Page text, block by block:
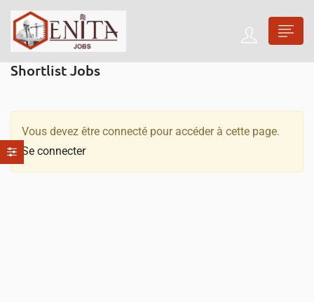
Shortlist Jobs
Vous devez être connecté pour accéder à cette page.
Se connecter